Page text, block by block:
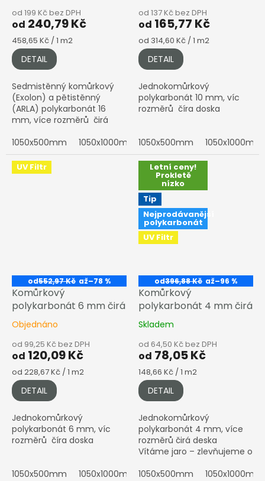
od 199 Kč bez DPH
od 240,79 Kč
Měrná
cena:
458,65 Kč / 1 m2
DETAIL
Sedmistěnný komůrkový
(Exolon) a pětistěnný
(ARLA) polykarbonát 16
mm, více rozměrů čirá
1050x500mm
1050x1000mm 1050x1500mm
od 137 Kč bez DPH
od 165,77 Kč
Měrná
cena:
od 314,60 Kč / 1 m2
DETAIL
Jednokomůrkový
polykarbonát 10 mm, víc
rozměrů číra doska
1050x500mm 1050x1000mm
UV Filtr
od552,97 Kč až–78 %
Komůrkový
polykarbonát 6 mm čirá
Objednáno
od 99,25 Kč bez DPH
od 120,09 Kč
Měrná
cena:
od 228,67 Kč / 1 m2
DETAIL
Jednokomůrkový
polykarbonát 6 mm, víc
rozměrů číra doska
1050x500mm 1050x1000mm 1050x1500mm
Letní ceny!
Prokletě
nízko
Tip
Nejprodávanější
polykarbonát
UV Filtr
od396,88 Kč až–96 %
Komůrkový
polykarbonát 4 mm čirá
Skladem
od 64,50 Kč bez DPH
od 78,05 Kč
Měrná
cena:
148,66 Kč / 1 m2
DETAIL
Jednokomůrkový
polykarbonát 4 mm, více
rozměrů čirá deska
Vítáme jaro – zlevňujeme o
snížená. Stav k --.--.----....
1050x500mm 1050x1000mm